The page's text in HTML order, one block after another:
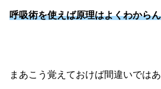
呼吸術を使えば原理はよくわから
まあこう覚えておけば間違いではあ